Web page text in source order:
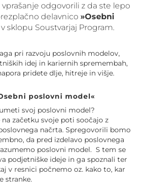
vprašanje odgovorili z da ste lepo
delavnico »Osebni
v sklopu Soustvarjaj Program.
pri razvoju poslovnih modelov,
idej in kariernih spremembah,
pridete dlje, hitreje in višje.
poslovni model«
svoj poslovni model?
začetku svoje poti soočajo z
načrta. Spregovorili bomo
da pred izdelavo poslovnega
poslovni model. S tem se
podjetniške ideje in ga spoznali ter
v resnici počnemo oz. kako to, kar
stranke.